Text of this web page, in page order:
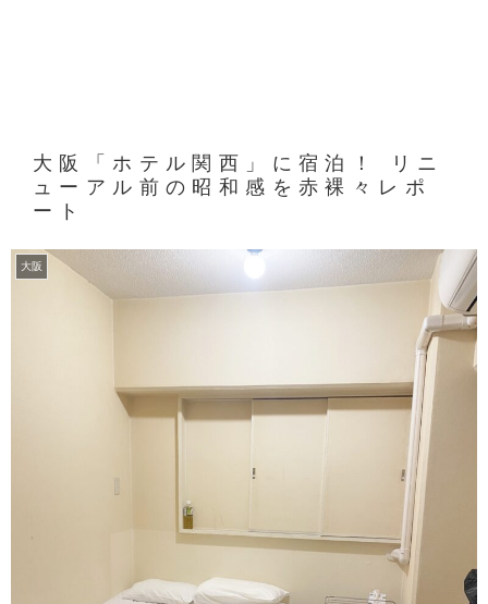
大阪「ホテル関西」に宿泊！ リニ
ューアル前の昭和感を赤裸々レポ
ート
大阪